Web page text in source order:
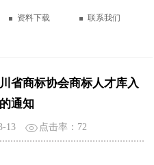
资料下载 联系我们
省商标协会商标人才库入
通知
13 点击率： 72